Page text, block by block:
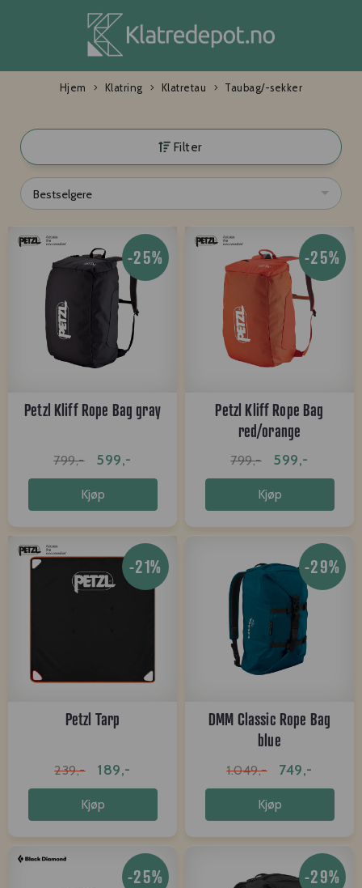
Hjem Klatring Klatretau Taubag/-sekker
Filter
Bestselgere
-25%
Petzl Kliff Rope Bag gray
799,- 599,-
Kjøp
-25%
Petzl Kliff Rope Bag
red/orange
799,- 599,-
Kjøp
-21%
Petzl Tarp
239,- 189,-
Kjøp
-29%
DMM Classic Rope Bag
blue
1.049,- 749,-
Kjøp
-25% -29%